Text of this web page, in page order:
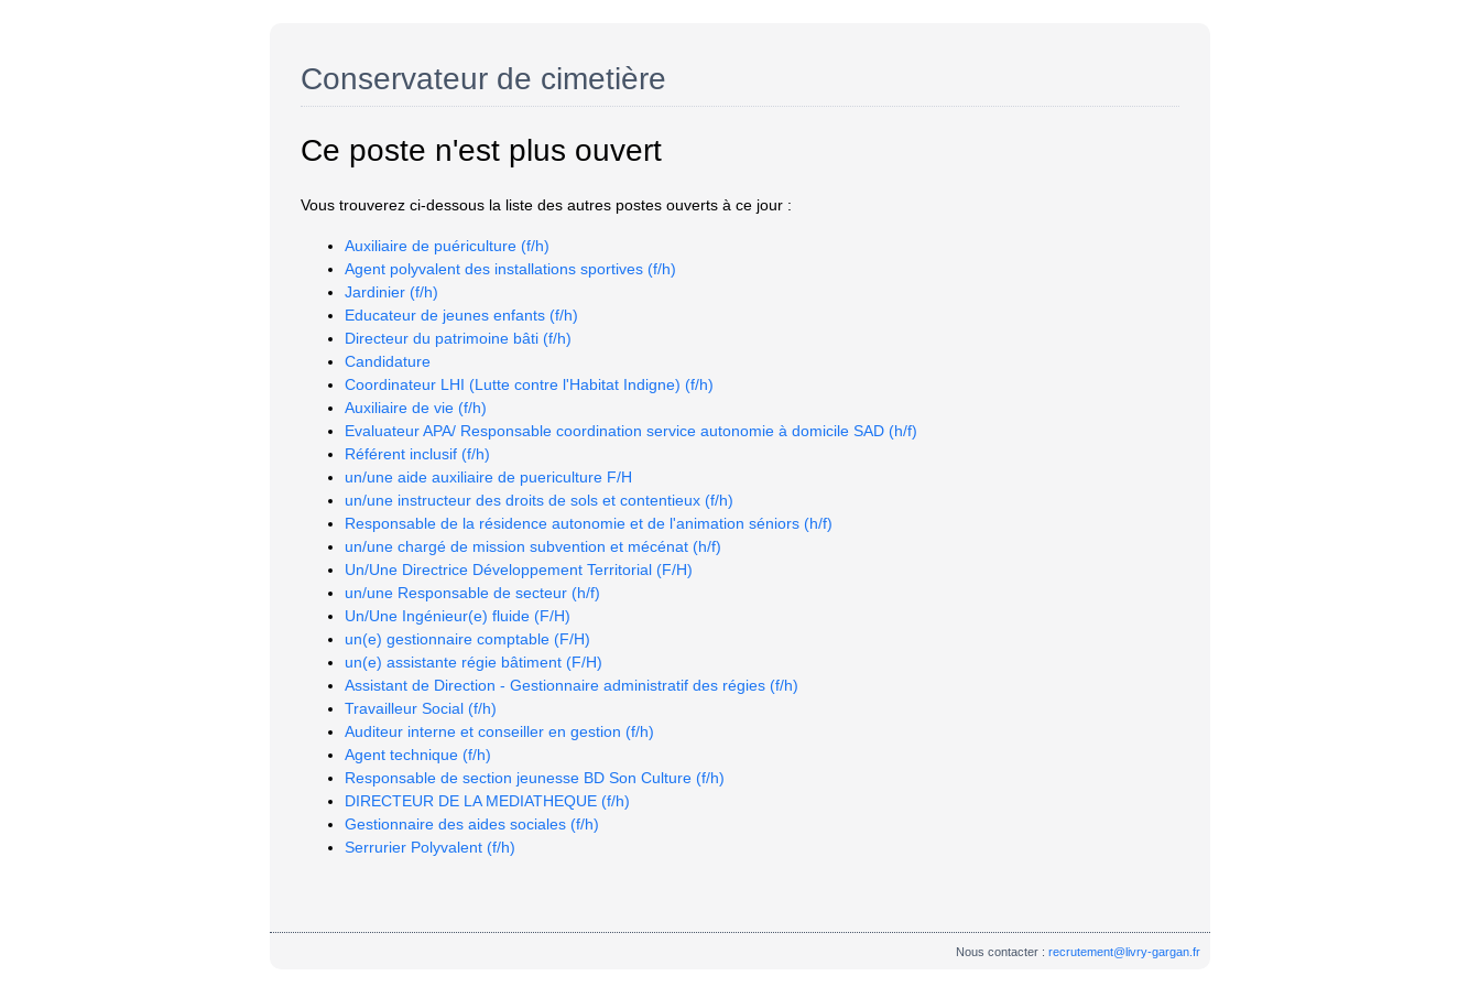
Conservateur de cimetière
Ce poste n'est plus ouvert
Vous trouverez ci-dessous la liste des autres postes ouverts à ce jour :
Auxiliaire de puériculture (f/h)
Agent polyvalent des installations sportives (f/h)
Jardinier (f/h)
Educateur de jeunes enfants (f/h)
Directeur du patrimoine bâti (f/h)
Candidature
Coordinateur LHI (Lutte contre l'Habitat Indigne) (f/h)
Auxiliaire de vie (f/h)
Evaluateur APA/ Responsable coordination service autonomie à domicile SAD (h/f)
Référent inclusif (f/h)
un/une aide auxiliaire de puericulture F/H
un/une instructeur des droits de sols et contentieux (f/h)
Responsable de la résidence autonomie et de l'animation séniors (h/f)
un/une chargé de mission subvention et mécénat (h/f)
Un/Une Directrice Développement Territorial (F/H)
un/une Responsable de secteur (h/f)
Un/Une Ingénieur(e) fluide (F/H)
un(e) gestionnaire comptable (F/H)
un(e) assistante régie bâtiment (F/H)
Assistant de Direction - Gestionnaire administratif des régies (f/h)
Travailleur Social (f/h)
Auditeur interne et conseiller en gestion (f/h)
Agent technique (f/h)
Responsable de section jeunesse BD Son Culture (f/h)
DIRECTEUR DE LA MEDIATHEQUE (f/h)
Gestionnaire des aides sociales (f/h)
Serrurier Polyvalent (f/h)
Nous contacter :recrutement@livry-gargan.fr